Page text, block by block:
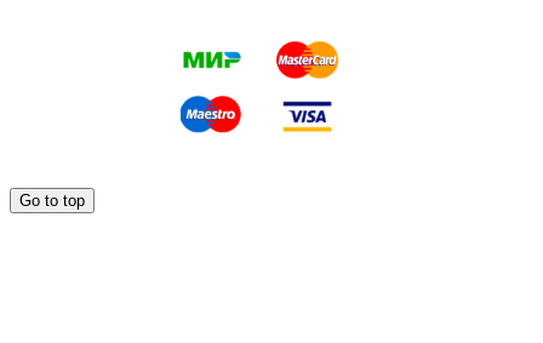
Go to top